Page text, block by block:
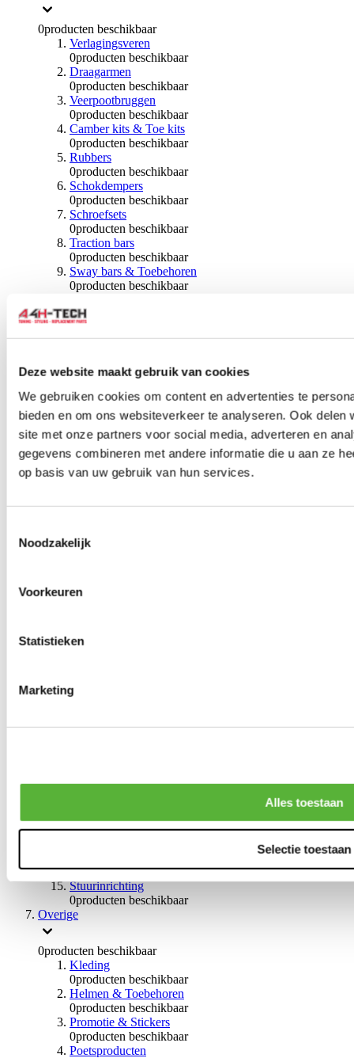
Deze website maakt gebruik van cookies
We gebruiken cookies om content en advertenties te
bieden en om ons websiteverkeer te analyseren. Ook
site met onze partners voor social media, adverteren en
gegevens combineren met andere informatie die u aan ze
op basis van uw gebruik van hun services.
Noodzakelijk
Voorkeuren
Statistieken
Marketing
Alles toestaan
Selectie toestaan
0producten beschikbaar
Verlagingsveren
0producten beschikbaar
Draagarmen
0producten beschikbaar
Veerpootbruggen
0producten beschikbaar
Camber kits & Toe kits
0producten beschikbaar
Rubbers
0producten beschikbaar
Schokdempers
0producten beschikbaar
Schroefsets
0producten beschikbaar
Traction bars
0producten beschikbaar
Sway bars & Toebehoren
0producten beschikbaar
0producten beschikbaar
Wiellagers & Naven
0producten beschikbaar
0producten beschikbaar
Spoorverbreders
0producten beschikbaar
Wielmoeren
0producten beschikbaar
Draadeinden
0 producten beschikbaar
0producten beschikbaar
0producten beschikbaar
0producten beschikbaar
Remmen overige
0producten beschikbaar
Stuurinrichting
0producten beschikbaar
Overige
0producten beschikbaar
Kleding
0producten beschikbaar
Helmen & Toebehoren
0producten beschikbaar
Promotie & Stickers
0producten beschikbaar
Poetsproducten